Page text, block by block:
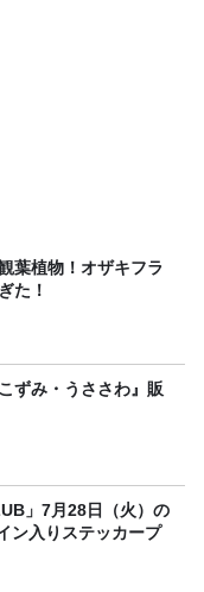
葉植物！オザキフラ
た！
ずみ・うささわ』販
」7月28日（火）の
ン入りステッカープ